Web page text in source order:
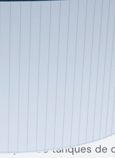
Floating Roofs and
Vents)
/ Gauge Hatch)
Units)
Joints)
(Tank Liquid Level
tanques de